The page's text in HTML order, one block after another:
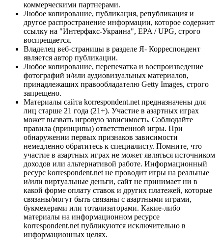
коммерческими партнерами.
Любое копирование, публикация, републикация и
другое распространение информации, которое содержит
ссылку на "Интерфакс-Украина", EPA / UPG, строго
воспрещается.
Владелец веб-страницы в разделе Я- Корреспондент
является автор публикации.
Любое копирование, перепечатка и воспроизведение
фотографий и/или аудиовизуальных материалов,
принадлежащих правообладателю Getty Images, строго
запрещено.
Материалы сайта korrespondent.net предназначены для
лиц старше 21 года (21+). Участие в азартных играх
может вызвать игровую зависимость. Соблюдайте
правила (принципы) ответственной игры. При
обнаружении первых признаков зависимости
немедленно обратитесь к специалисту. Помните, что
участие в азартных играх не может являться источником
доходов или альтернативой работе. Информационный
ресурс korrespondent.net не проводит игры на реальные
и/или виртуальные деньги, сайт не принимает ни в
какой форме оплату ставок и других платежей, которые
связаны/могут быть связаны с азартными играми,
букмекерами или тотализаторами. Какие-либо
материалы на информационном ресурсе
korrespondent.net публикуются исключительно в
информационных целях.